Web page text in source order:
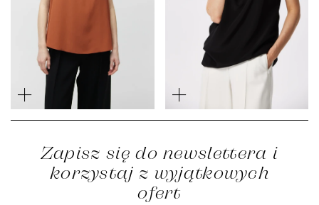
Ceglana bluzka z jedwabiu
na szerokich ramiączkach
Czarny jedwabny top na
549 zł
Zapisz się do newslettera i
korzystaj z wyjątkowych
ofert